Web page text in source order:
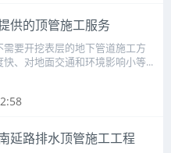
供的顶管施工服务
要开挖表层的地下管道施工方
、对地面交通和环境影响小等...
延路排水顶管施工工程